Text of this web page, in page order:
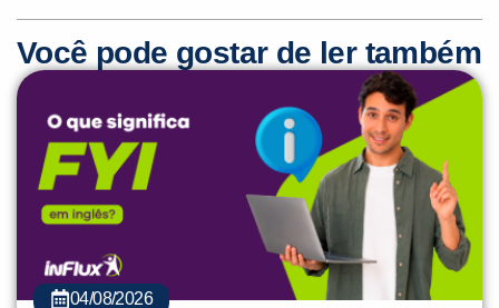
Você pode gostar de ler também
04/08/2026